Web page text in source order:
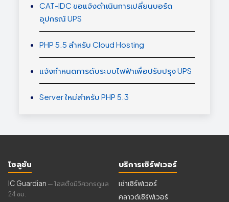
CAT-IDC ขอแจ้งดำเนินการเปลี่ยนบอร์ด
อุปกรณ์ UPS
PHP 5.5 สำหรับ Cloud Hosting
แจ้งกำหนดการดับระบบไฟฟ้าเพื่อปรับปรุง UPS
Server ใหม่สำหรับ PHP 5.3
โซลูชัน
IC Guardian — โฮสติ้งมีวิศวกรดูแล
24 ชม.
บริการเซิร์ฟเวอร์
เช่าเซิร์ฟเวอร์
คลาวด์เซิร์ฟเวอร์